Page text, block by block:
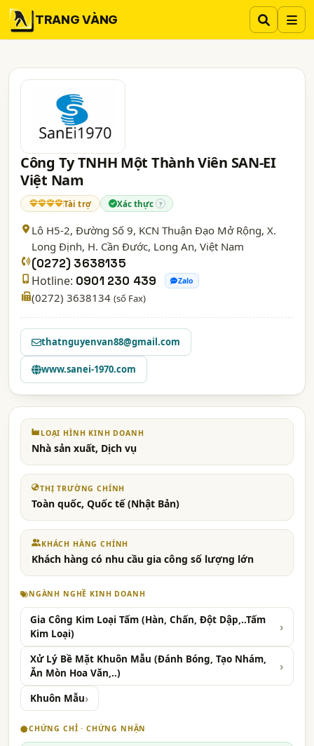
TRANG VÀNG
Công Ty TNHH Một Thành Viên SAN-EI
Việt Nam
Tài trợ Xác thực ?
Lô H5-2, Đường Số 9, KCN Thuận Đạo Mở Rộng, X.
Long Định, H. Cần Đước, Long An, Việt Nam
(0272) 3638135
Hotline: 0901 230 439 Zalo
(0272) 3638134 (số Fax)
thatnguyenvan88@gmail.com
www.sanei-1970.com
LOẠI HÌNH KINH DOANH
Nhà sản xuất, Dịch vụ
THỊ TRƯỜNG CHÍNH
Toàn quốc, Quốc tế (Nhật Bản)
KHÁCH HÀNG CHÍNH
Khách hàng có nhu cầu gia công số lượng lớn
NGÀNH NGHỀ KINH DOANH
Gia Công Kim Loại Tấm (Hàn, Chấn, Đột Dập,..Tấm
Kim Loại)
Xử Lý Bề Mặt Khuôn Mẫu (Đánh Bóng, Tạo Nhám,
Ăn Mòn Hoa Văn,..)
Khuôn Mẫu
CHỨNG CHỈ · CHỨNG NHẬN